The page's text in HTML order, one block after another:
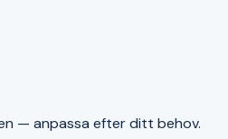
— anpassa efter ditt behov.